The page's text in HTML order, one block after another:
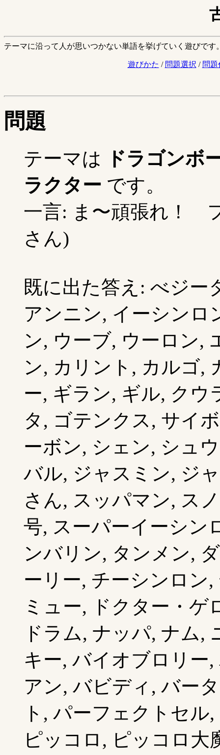
テーマに沿って人が思いつかない単語を挙げていく遊びです
遊びかた / 問題選択 / 問題
問題
テーマは
ドラゴンボ
ラクター です。
一言: ま〜頑張れ！
さん)
既に出た答え: べジー
アンニン, イーシンロ
ン, ウーブ, ウーロン,
ン, カリント, カルゴ,
ー, ギラン, ギル, クウ
タ, ゴテンクス, サイ
ーボン, シェン, シュ
バル, ジャスミン, ジ
さん, スッパマン, ス
号, スーパーイーシン
ンバリン, タンメン,
ーリー, チーシンロン
ミュー, ドクター・ゲ
ドラム, ナッパ, ナム,
キー, バイオブロリー
アン, バビディ, バー
ト, パーフェクトセ
ピッコロ, ピッコロ大